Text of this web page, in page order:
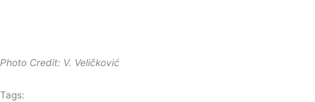
Photo Credit: V. Veličković
Tags: